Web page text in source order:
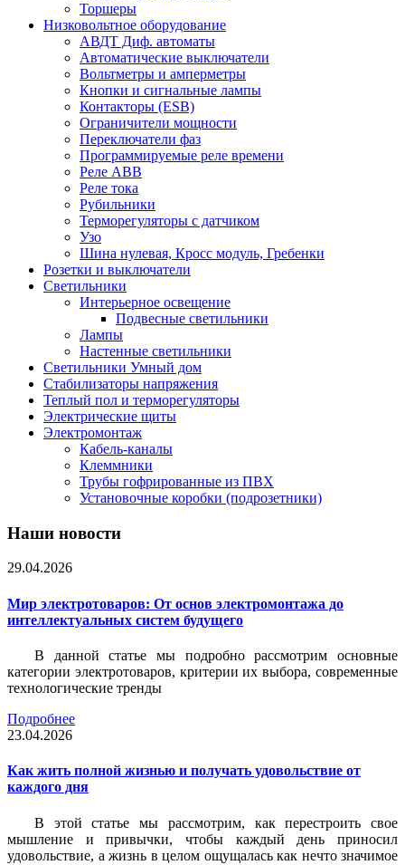
Торшеры
Низковольтное оборудование
АВДT Диф. автоматы
Автоматические выключатели
Вольтметры и амперметры
Кнопки и сигнальные лампы
Контакторы (ESB)
Ограничители мощности
Переключатели фаз
Программируемые реле времени
Реле ABB
Реле тока
Рубильники
Терморегуляторы с датчиком
Узо
Шина нулевая, Кросс модуль, Гребенки
Розетки и выключатели
Светильники
Интерьерное освещение
Подвесные светильники
Лампы
Настенные светильники
Светильники Умный дом
Стабилизаторы напряжения
Теплый пол и терморегуляторы
Электрические щиты
Электромонтаж
Кабель-каналы
Клеммники
Трубы гофрированные из ПВХ
Установочные коробки (подрозетники)
Наши новости
29.04.2026
Мир электротоваров: От основ электромонтажа до
интеллектуальных систем будущего
В данной статье мы подробно рассмотрим основные
категории электротоваров, критерии их выбора, современные
технологические тренды
Подробнее
23.04.2026
Как жить полной жизнью и получать удовольствие от
каждого дня
В этой статье мы рассмотрим, как перестроить свое
мышление и привычки, чтобы каждый день приносил
удовольствие, а жизнь в целом ощущалась как нечто значимое